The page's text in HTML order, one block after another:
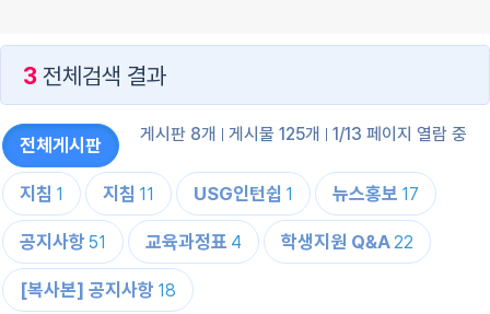
3 전체검색 결과
게시판 8개 게시물 125개 1/13 페이지 열람 중
전체게시판
지침 1 지침 11 USG인턴쉽 1 뉴스홍보 17
공지사항 51 교육과정표 4 학생지원 Q&A22
[복사본] 공지사항 18